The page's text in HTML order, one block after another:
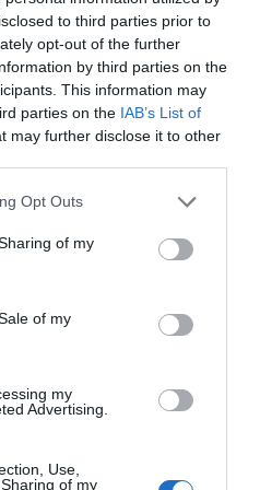
to third parties prior to
opt-out of the further
by third parties on the
This information may
parties on the IAB’s List of
may further disclose it to other
Opt Outs
of my
of my
my
Advertising.
Use,
of my
LOVERS PORTUGUÊS A
DO JOGO
será publicado.
*